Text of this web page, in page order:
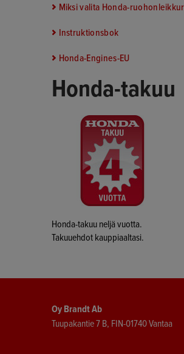
Miksi valita Honda-
Instruktionsbok
Honda-Engines-EU
Honda-takuu
Honda-takuu neljä vuotta.
Takuuehdot kauppiaaltasi.
Oy Brandt Ab
Tuupakantie 7 B, FIN-01740 Vantaa